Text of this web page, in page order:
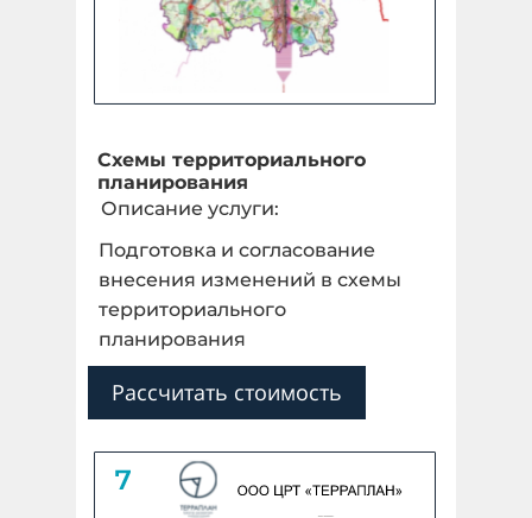
Схемы территориального
планирования
Описание услуги:
Подготовка и согласование
внесения изменений в схемы
территориального
планирования
Рассчитать стоимость